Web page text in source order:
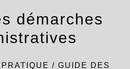
démarches
/ GUIDE DES